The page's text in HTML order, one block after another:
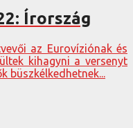
Írország
az Eurovíziónak és
kihagyni a versenyt
büszkélkedhetnek...